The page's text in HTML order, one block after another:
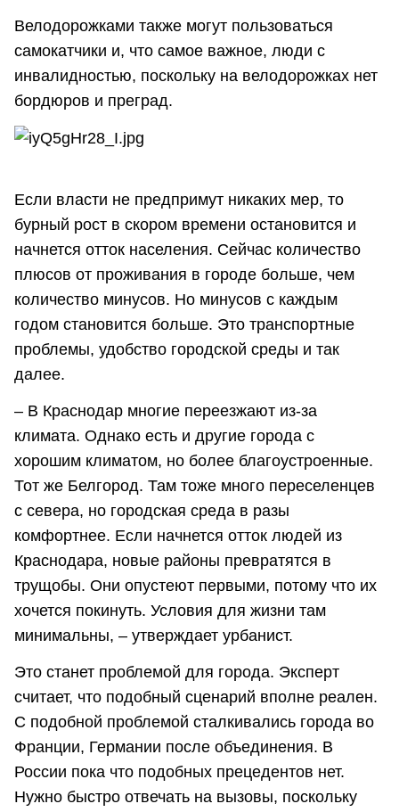
Велодорожками также могут пользоваться
самокатчики и, что самое важное, люди с
инвалидностью, поскольку на велодорожках нет
бордюров и преград.
Если власти не предпримут никаких мер, то
бурный рост в скором времени остановится и
начнется отток населения. Сейчас количество
плюсов от проживания в городе больше, чем
количество минусов. Но минусов с каждым
годом становится больше. Это транспортные
проблемы, удобство городской среды и так
далее.
– В Краснодар многие переезжают из-за
климата. Однако есть и другие города с
хорошим климатом, но более благоустроенные.
Тот же Белгород. Там тоже много переселенцев
с севера, но городская среда в разы
комфортнее. Если начнется отток людей из
Краснодара, новые районы превратятся в
трущобы. Они опустеют первыми, потому что их
хочется покинуть. Условия для жизни там
минимальны, – утверждает урбанист.
Это станет проблемой для города. Эксперт
считает, что подобный сценарий вполне реален.
С подобной проблемой сталкивались города во
Франции, Германии после объединения. В
России пока что подобных прецедентов нет.
Нужно быстро отвечать на вызовы, поскольку